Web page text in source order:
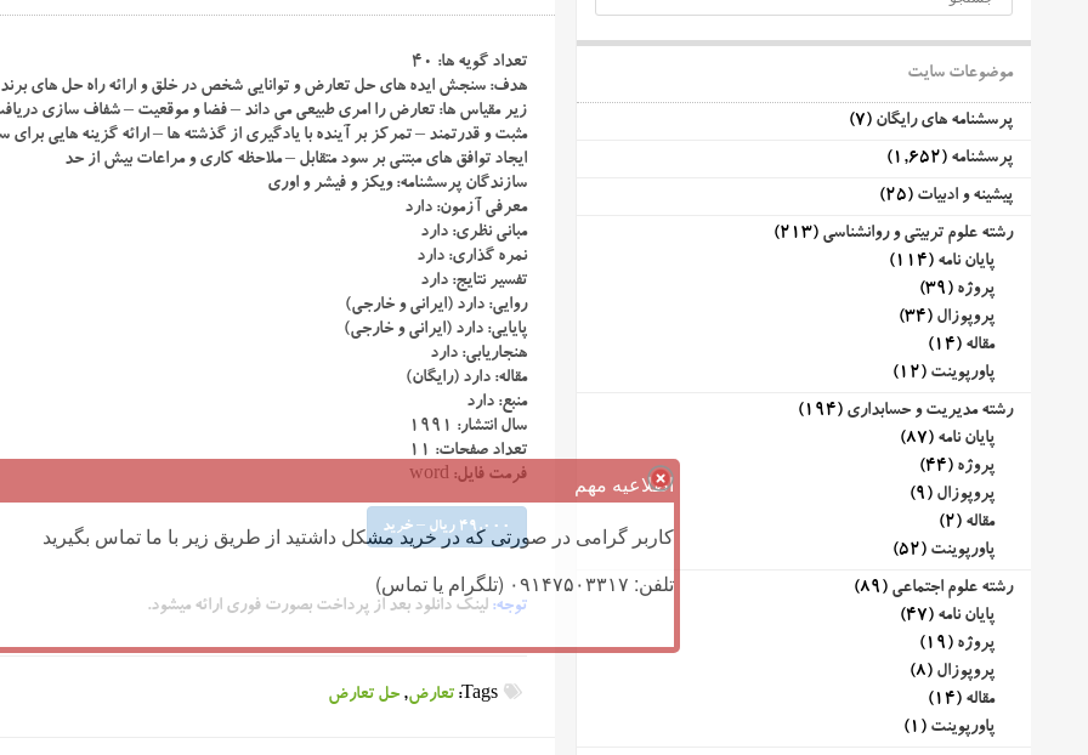
تعداد گویه ها: ۴۰
هدف: سنجش ایده های حل تعارض و توانایی شخص در خلق و ارائه راه حل های
زیر مقیاس ها: تعارض را امری طبیعی می داند – فضا و موقعیت – شفاف سازی
مثبت و قدرتمند – تمرکز بر آینده با یادگیری از گذشته ها – ارائه گزینه هایی
ایجاد توافق های مبتنی بر سود متقابل – ملاحظه کاری و مراعات بیش از حد
سازندگان پرسشنامه: ویکز و فیشر و اوری
معرفی آزمون: دارد
مبانی نظری: دارد
نمره گذاری: دارد
تفسیر نتایج: دارد
روایی: دارد (ایرانی و خارجی)
پایایی: دارد (ایرانی و خارجی)
هنجاریابی: دارد
مقاله: دارد (رایگان)
منبع: دارد
سال انتشار: ۱۹۹۱
تعداد صفحات: ۱۱
فرمت فایل: word
49,000 ریال – خرید
توجه: لینک دانلود بعد از پرداخت بصورت فوری ارائه میشود.
تعارض, حل تعارض
موضوعات سایت
پرسشنامه های رایگان (7)
پرسشنامه (1,652)
پیشینه و ادبیات (25)
رشته علوم تربیتی و روانشناسی (213)
پایان نامه (114)
پروژه (39)
پروپوزال (34)
مقاله (14)
پاورپوینت (12)
رشته مدیریت و حسابداری (194)
پایان نامه (87)
پروژه (44)
پروپوزال (9)
مقاله (2)
پاورپوینت (52)
رشته علوم اجتماعی (89)
پایان نامه (47)
پروژه (19)
پروپوزال (8)
مقاله (14)
پاورپوینت (1)
اطلاعیه مهم
کاربر گرامی در صورتی که در خرید مشکل داشتید از طریق زیر با ما تماس بگیرید
تلفن: ۰۹۱۴۷۵۰۳۳۱۷ (تلگرام یا تماس)